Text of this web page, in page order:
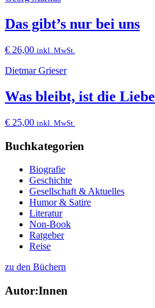
Das gibt’s nur bei uns
€ 26,00 inkl. MwSt.
Dietmar Grieser
Was bleibt, ist die Liebe
€ 25,00 inkl. MwSt.
Buchkategorien
Biografie
Geschichte
Gesellschaft & Aktuelles
Humor & Satire
Literatur
Non-Book
Ratgeber
Reise
zu den Büchern
Autor:Innen